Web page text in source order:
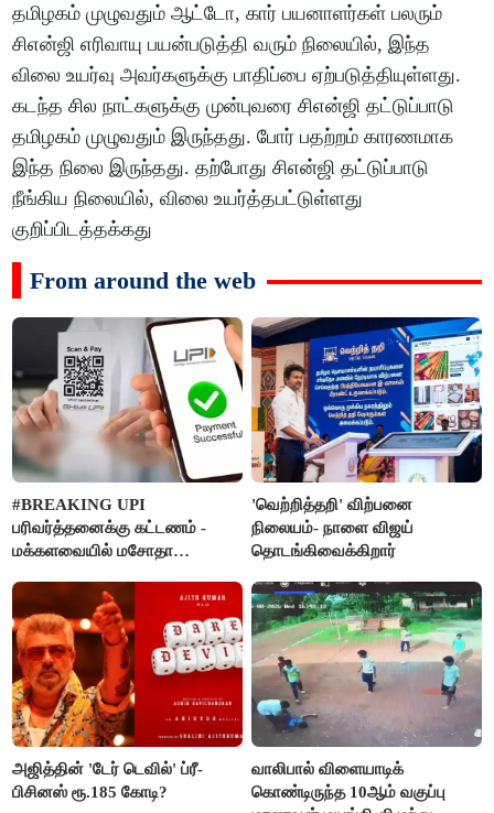
தமிழகம் முழுவதும் ஆட்டோ, கார் பயனாளர்கள் பலரும்
சிஎன்ஜி எரிவாயு பயன்படுத்தி வரும் நிலையில், இந்த
விலை உயர்வு அவர்களுக்கு பாதிப்பை ஏற்படுத்தியுள்ளது.
கடந்த சில நாட்களுக்கு முன்புவரை சிஎன்ஜி தட்டுப்பாடு
தமிழகம் முழுவதும் இருந்தது. போர் பதற்றம் காரணமாக
இந்த நிலை இருந்தது. தற்போது சிஎன்ஜி தட்டுப்பாடு
நீங்கிய நிலையில், விலை உயர்த்தபட்டுள்ளது
குறிப்பிடத்தக்கது
From around the web
#BREAKING UPI
பரிவர்த்தனைக்கு கட்டணம் -
மக்களவையில் மசோதா
'வெற்றித்தறி' விற்பனை
நிலையம்- நாளை விஜய்
தொடங்கிவைக்கிறார்
அஜித்தின் 'டேர் டெவில்' ப்ரீ-
பிசினஸ் ரூ.185 கோடி?
வாலிபால் விளையாடிக்
கொண்டிருந்த 10ஆம் வகுப்பு